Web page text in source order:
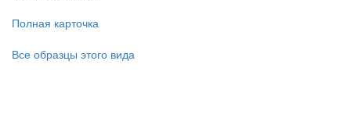
Полная карточка
Все образцы этого вида